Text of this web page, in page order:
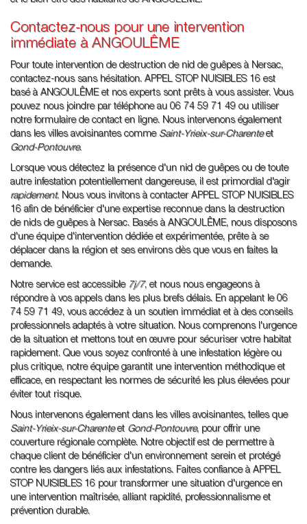
Contactez-nous pour une intervention
immédiate à ANGOULÊME
Pour toute intervention de destruction de nid de guêpes à Nersac,
contactez-nous sans hésitation. APPEL STOP NUISIBLES 16 est
basé à ANGOULÊME et nos experts sont prêts à vous assister. Vous
pouvez nous joindre par téléphone au 06 74 59 71 49 ou utiliser
notre formulaire de contact en ligne. Nous intervenons également
dans les villes avoisinantes comme Saint-Yrieix-sur-Charenteet
Gond-Pontouvre.
Lorsque vous détectez la présence d'un nid de guêpes ou de toute
autre infestation potentiellement dangereuse, il est primordial d'agir
rapidement. Nous vous invitons à contacter APPEL STOP NUISIBLES
16 afin de bénéficier d'une expertise reconnue dans la destruction
de nids de guêpes à Nersac. Basés à ANGOULÊME, nous disposons
d'une équipe d'intervention dédiée et expérimentée, prête à se
déplacer dans la région et ses environs dès que vous en faites la
demande.
Notre service est accessible 7j/7, et nous nous engageons à
répondre à vos appels dans les plus brefs délais. En appelant le 06
74 59 71 49, vous accédez à un soutien immédiat et à des conseils
professionnels adaptés à votre situation. Nous comprenons l'urgence
de la situation et mettons tout en œuvre pour sécuriser votre habitat
rapidement. Que vous soyez confronté à une infestation légère ou
plus critique, notre équipe garantit une intervention méthodique et
efficace, en respectant les normes de sécurité les plus élevées pour
éviter tout risque.
Nous intervenons également dans les villes avoisinantes, telles que
Saint-Yrieix-sur-Charenteet Gond-Pontouvre, pour offrir une
couverture régionale complète. Notre objectif est de permettre à
chaque client de bénéficier d'un environnement serein et protégé
contre les dangers liés aux infestations. Faites confiance à APPEL
STOP NUISIBLES 16 pour transformer une situation d'urgence en
une intervention maîtrisée, alliant rapidité, professionnalisme et
prévention durable.